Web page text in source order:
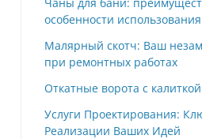
особенности использования
Малярный скотч: Ваш
при ремонтных работах
Откатные ворота с калиткой
Услуги Проектирования:
Реализации Ваших Идей